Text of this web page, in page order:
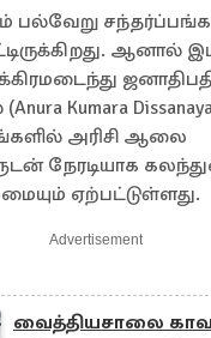
பல்வேறு
ஆனால்
Kumara
அரிசி ஆலை
நேரடியாக
ஏற்பட்டுள்ளது.
Advertisement
வைத்தியசாலை